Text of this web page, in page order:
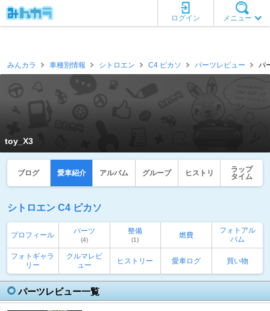
メニュー
ログイン
みんカラ 車種別情報 シトロエン C4 ピカソ パーツレビュー パ
toy_X3
ブログ 愛車紹介 アルバム グループ ヒストリ
ラップ
タイム
シトロエン C4 ピカソ
プロフィール パーツ
(4)
整備
(1)
燃費
フォトアル
バム
フォトギャラ
リー
クルマレビ
ュー
ヒストリー 愛車ログ 買い物
パーツレビュー一覧